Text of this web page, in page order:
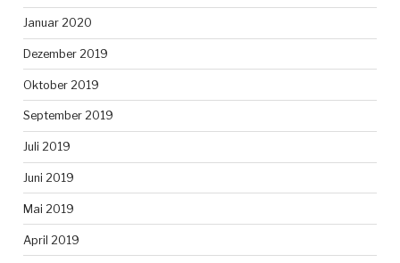
Januar 2020
Dezember 2019
Oktober 2019
September 2019
Juli 2019
Juni 2019
Mai 2019
April 2019